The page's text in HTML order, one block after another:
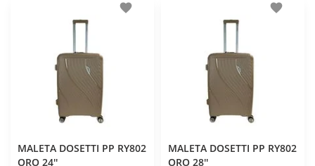
favorite
MALETA DOSETTI PP RY802
ORO 24''
favorite
MALETA DOSETTI PP RY802
ORO 28''